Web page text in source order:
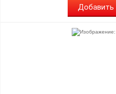
Добавить